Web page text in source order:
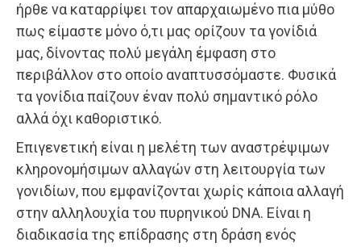
ήρθε να καταρρίψει τον απαρχαιωμένο πια μύθο
πως είμαστε μόνο ό,τι μας ορίζουν τα γονίδιά
μας, δίνοντας πολύ μεγάλη έμφαση στο
περιβάλλον στο οποίο αναπτυσσόμαστε. Φυσικά
τα γονίδια παίζουν έναν πολύ σημαντικό ρόλο
αλλά όχι καθοριστικό.
Επιγενετική είναι η μελέτη των αναστρέψιμων
κληρονομήσιμων αλλαγών στη λειτουργία των
γονιδίων, που εμφανίζονται χωρίς κάποια αλλαγή
στην αλληλουχία του πυρηνικού DNA. Είναι η
διαδικασία της επίδρασης στη δράση ενός